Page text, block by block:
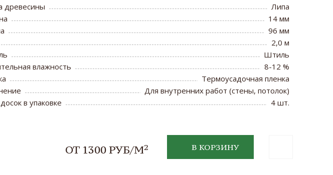
древесины
Липа
14 мм
96 мм
2,0 м
Штиль
влажность
8-12 %
Термоусадочная пленка
Для внутренних работ (стены, потолок)
в упаковке
4 шт.
ОТ 1300 РУБ/М2 В КОРЗИНУ